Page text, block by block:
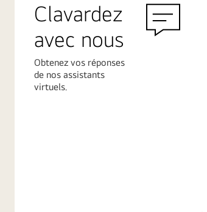
Clavardez
avec nous
Obtenez vos réponses
de nos assistants
virtuels.